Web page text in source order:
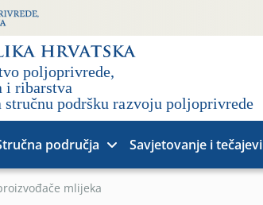
područja Savjetovanje i tečajevi
mlijeka